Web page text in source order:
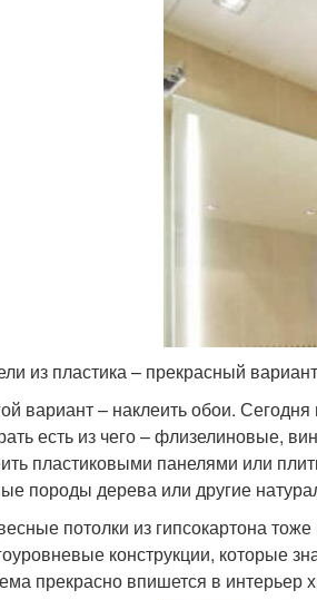
из пластика – прекрасный
вариант – наклеить обои.
есть из чего – флизелиновые,
пластиковыми панелями или
породы дерева или другие
потолки из гипсокартона
конструкции, которые
прекрасно впишется в интерьер